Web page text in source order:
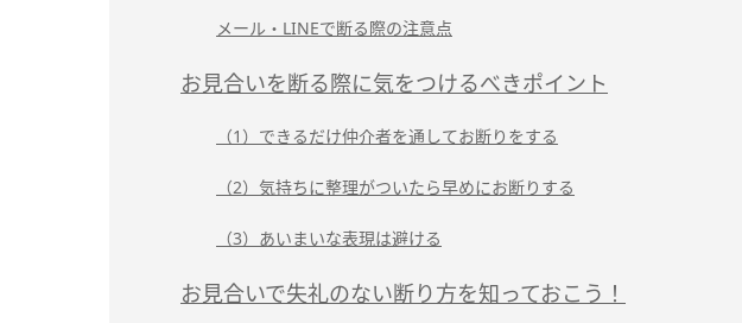
メール・LINEで断る際の注意点
お見合いを断る際に気をつけるべきポイント
（1）できるだけ仲介者を通してお断りをする
（2）気持ちに整理がついたら早めにお断りする
（3）あいまいな表現は避ける
お見合いで失礼のない断り方を知っておこう！